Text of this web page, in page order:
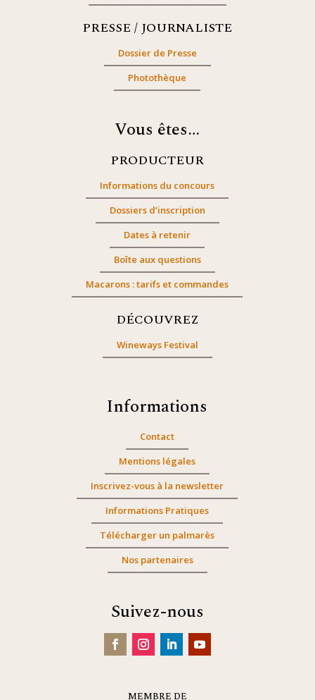
PRESSE / JOURNALISTE
Dossier de Presse
Photothèque
Vous êtes…
PRODUCTEUR
Informations du concours
Dossiers d’inscription
Dates à retenir
Boîte aux questions
Macarons : tarifs et commandes
DÉCOUVREZ
Wineways Festival
Informations
Contact
Mentions légales
Inscrivez-vous à la newsletter
Informations Pratiques
Télécharger un palmarès
Nos partenaires
Suivez-nous
MEMBRE DE